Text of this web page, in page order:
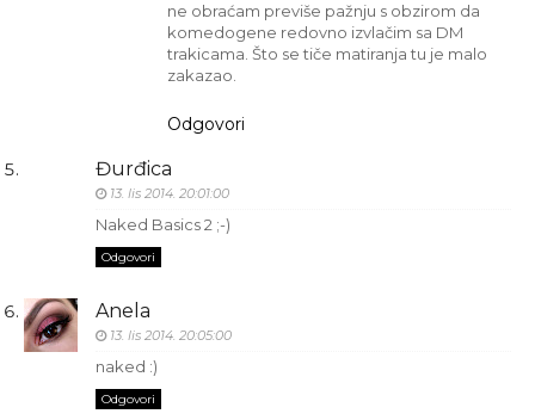
ne obraćam previše pažnju s obzirom da
komedogene redovno izvlačim sa DM
trakicama. Što se tiče matiranja tu je malo
zakazao.
Odgovori
Đurđica
13. lis 2014. 20:01:00
Naked Basics 2 ;-)
Odgovori
Anela
13. lis 2014. 20:05:00
naked :)
Odgovori